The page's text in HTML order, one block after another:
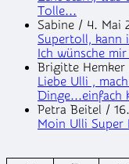
Tolle...
Sabine / 4. Mai
Supertoll, kann
Ich wünsche
Brigitte Hemker
Liebe Ulli ,
Dinge...einfach
Petra Beitel /
Moin Ulli Super